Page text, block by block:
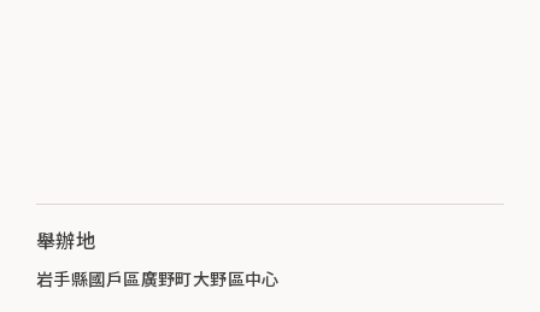
舉辦地
岩手縣國戶區廣野町大野區中心